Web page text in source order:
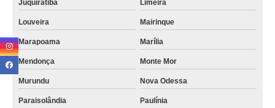
distribuidor de tag de etiqueta Jardim Samambaia
onde encontrar tag etiqueta de roupa Jardim América
etiqueta para tag Sumaré
onde encontrar tag etiqueta roupa Vila Areal
tag de etiqueta valores Limeira
Juquiratiba Limeira
Louveira Mairinque
Marapoama Marília
Mendonça Monte Mor
Murundu Nova Odessa
Paraisolândia Paulínia